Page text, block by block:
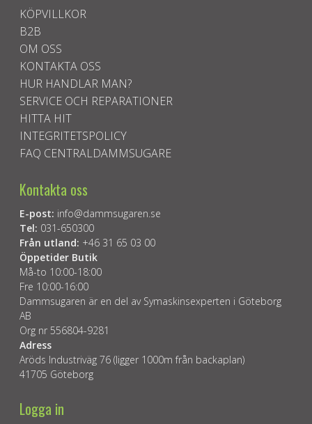
KÖPVILLKOR
B2B
OM OSS
KONTAKTA OSS
HUR HANDLAR MAN?
SERVICE OCH REPARATIONER
HITTA HIT
INTEGRITETSPOLICY
FAQ CENTRALDAMMSUGARE
Kontakta oss
E-post: info@dammsugaren.se
Tel: 031-650300
Från utland: +46 31 65 03 00
Öppetider Butik
Må-to 10:00-18:00
Fre 10:00-16:00
Dammsugaren är en del av Symaskinsexperten i Göteborg
AB
Org nr 556804-9281
Adress
Aröds Industriväg 76 (ligger 1000m från backaplan)
41705 Göteborg
Logga in